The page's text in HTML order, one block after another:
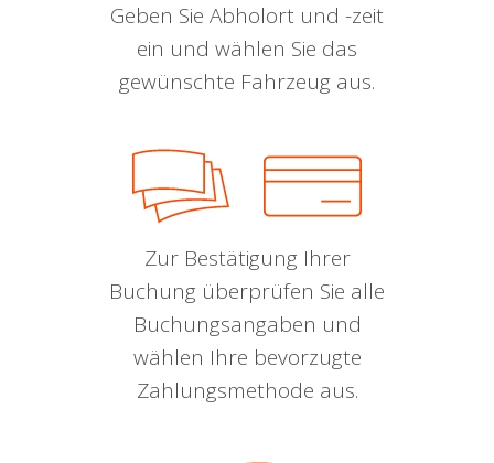
Geben Sie Abholort und -zeit
ein und wählen Sie das
gewünschte Fahrzeug aus.
Zur Bestätigung Ihrer
Buchung überprüfen Sie alle
Buchungsangaben und
wählen Ihre bevorzugte
Zahlungsmethode aus.